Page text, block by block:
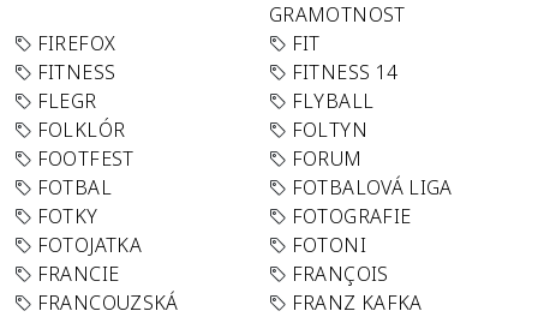
GRAMOTNOST
FIREFOX
FIT
FITNESS
FITNESS 14
FLEGR
FLYBALL
FOLKLÓR
FOLTYN
FOOTFEST
FORUM
FOTBAL
FOTBALOVÁ LIGA
FOTKY
FOTOGRAFIE
FOTOJATKA
FOTONI
FRANCIE
FRANÇOIS
FRANCOUZSKÁ
FRANZ KAFKA